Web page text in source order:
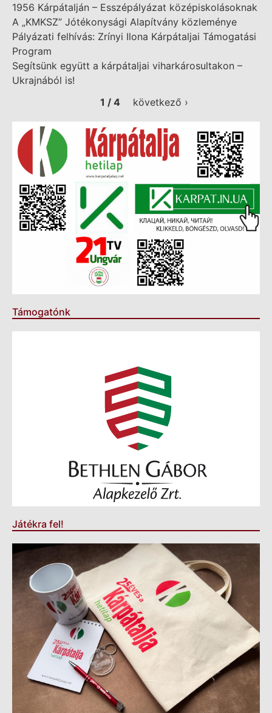
1956 Kárpátalján – Esszépályázat középiskolásoknak
A „KMKSZ” Jótékonysági Alapítvány közleménye
Pályázati felhívás: Zrínyi Ilona Kárpátaljai Támogatási
Program
Segítsünk együtt a kárpátaljai viharkárosultakon –
Ukrajnából is!
1 / 4
következő ›
Támogatónk
Játékra fel!